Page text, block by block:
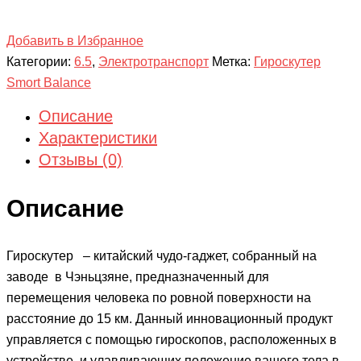
Добавить в Избранное
Категории: 6.5, Электротранспорт Метка: Гироскутер
Smort Balance
Описание
Характеристики
Отзывы (0)
Описание
Гироскутер – китайский чудо-гаджет, собранный на
заводе в Чэньцзяне, предназначенный для
перемещения человека по ровной поверхности на
расстояние до 15 км. Данный инновационный продукт
управляется с помощью гироскопов, расположенных в